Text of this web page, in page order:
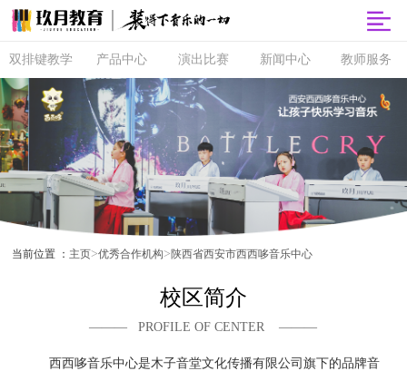
双排键教学
双排键
课程体系
直营校区
音协考级
双排键升级
产品中心
玖月商城
玖月智能音
乐课堂
玖月琴房
玖月琴房云
课堂
玖月·音悦岛
演出比赛
超级指尖秀
央视演出
玖乐团
新闻中心
品牌动态
精彩活动
教育分享
视频专区
教师服务
师资培训
玖月教师俱
乐部
师资查询
全国师资招
当前位置 ： 主页>优秀合作机构>陕西省西安市西西哆音乐中心
校区简介
——— PROFILE OF CENTER ———
西西哆音乐中心是木子音堂文化传播有限公司旗下的品牌音